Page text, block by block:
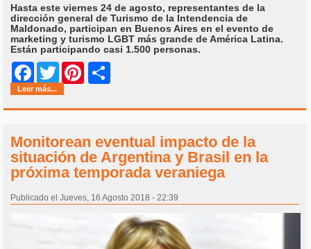
Hasta este viernes 24 de agosto, representantes de la
dirección general de Turismo de la Intendencia de
Maldonado, participan en Buenos Aires en el evento de
marketing y turismo LGBT más grande de América Latina.
Están participando casi 1.500 personas.
Facebook
Twitter Pinterest
Leer más...
Monitorean eventual impacto de la
situación de Argentina y Brasil en la
próxima temporada veraniega
Publicado el Jueves, 16 Agosto 2018 - 22:39